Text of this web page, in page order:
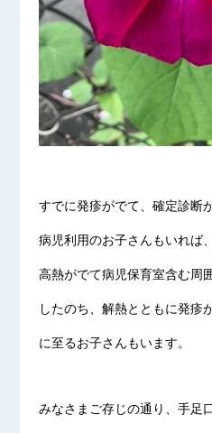
すでに発疹がでて、確定診断
病児利用のお子さんもいれば、
高熱がでて病児保育室含む周
したのち、解熱とともに発疹
に至るお子さんもいます。
みなさまご存じの通り、手足